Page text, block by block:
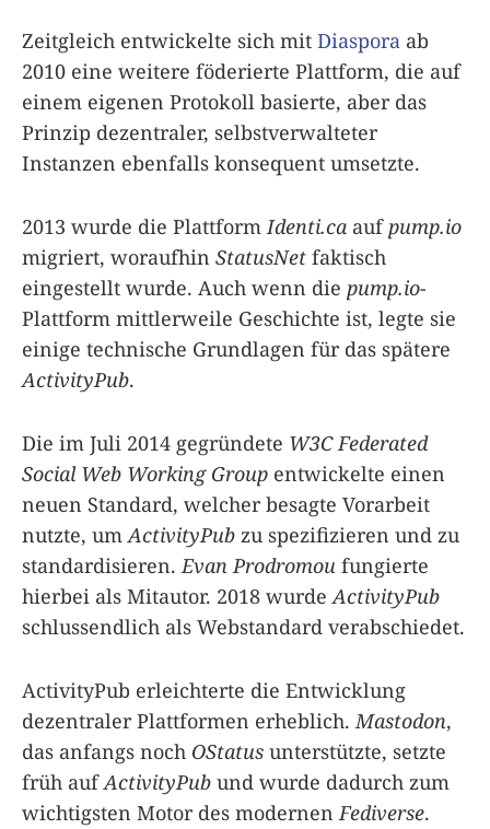
Zeitgleich entwickelte sich mit Diaspora ab
2010 eine weitere föderierte Plattform, die auf
einem eigenen Protokoll basierte, aber das
Prinzip dezentraler, selbstverwalteter
Instanzen ebenfalls konsequent umsetzte.
2013 wurde die Plattform Identi.ca auf pump.io
migriert, woraufhin StatusNet faktisch
eingestellt wurde. Auch wenn die pump.io-
Plattform mittlerweile Geschichte ist, legte sie
einige technische Grundlagen für das spätere
ActivityPub.
Die im Juli 2014 gegründete W3C Federated
Social Web Working Group entwickelte einen
neuen Standard, welcher besagte Vorarbeit
nutzte, um ActivityPub zu spezifizieren und zu
standardisieren. Evan Prodromou fungierte
hierbei als Mitautor. 2018 wurde ActivityPub
schlussendlich als Webstandard verabschiedet.
ActivityPub erleichterte die Entwicklung
dezentraler Plattformen erheblich. Mastodon,
das anfangs noch OStatus unterstützte, setzte
früh aufActivityPub und wurde dadurch zum
wichtigsten Motor des modernen Fediverse.